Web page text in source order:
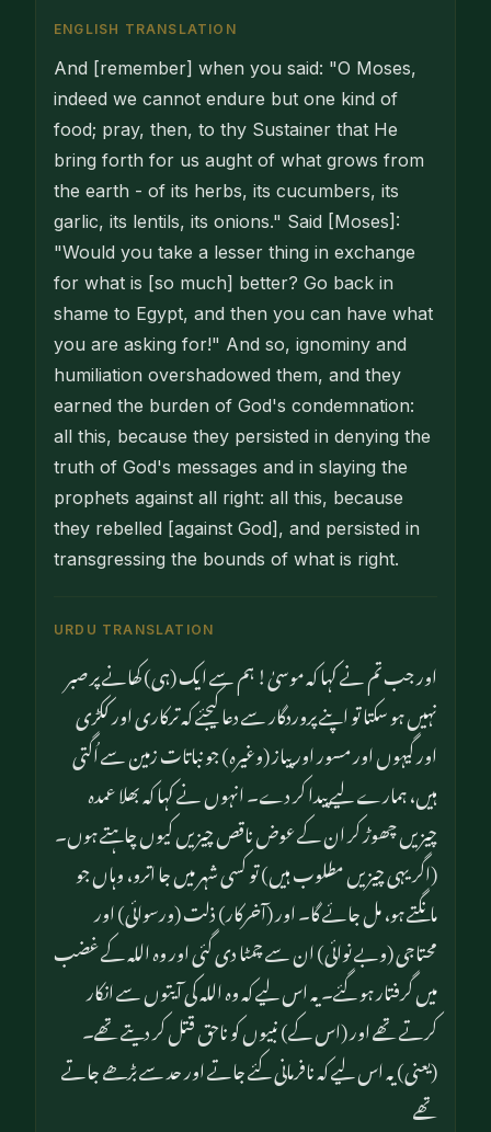
ENGLISH TRANSLATION
And [remember] when you said: "O Moses,
indeed we cannot endure but one kind of
food; pray, then, to thy Sustainer that He
bring forth for us aught of what grows from
the earth - of its herbs, its cucumbers, its
garlic, its lentils, its onions." Said [Moses]:
"Would you take a lesser thing in exchange
for what is [so much] better? Go back in
shame to Egypt, and then you can have what
you are asking for!" And so, ignominy and
humiliation overshadowed them, and they
earned the burden of God's condemnation:
all this, because they persisted in denying the
truth of God's messages and in slaying the
prophets against all right: all this, because
they rebelled [against God], and persisted in
transgressing the bounds of what is right.
URDU TRANSLATION
اور جب تم نے کہا کہ موسیٰ! ہم سے ایک (ہی) کھانے پر صبر
نہیں ہو سکتا تو اپنے پروردگار سے دعا کیجئے کہ ترکاری اور ککڑی
اور گیہوں اور مسور اور پیاز (وغیرہ) جو نباتات زمین سے اُگتی
ہیں، ہمارے لیے پیدا کر دے۔ انہوں نے کہا کہ بھلا عمدہ
چیزیں چھوڑ کر ان کے عوض ناقص چیزیں کیوں چاہتے ہوں۔
(اگر یہی چیزیں مطلوب ہیں) تو کسی شہر میں جا اترو، وہاں جو
مانگتے ہو، مل جائے گا۔ اور (آخرکار) ذلت (ورسوائی) اور
محتاجی (وبے نوائی) ان سے چمٹا دی گئی اور وہ الله کے غضب
میں گرفتار ہو گئے۔ یہ اس لیے کہ وہ الله کی آیتوں سے انکار
کرتے تھے اور (اس کے) نبیوں کو ناحق قتل کر دیتے تھے۔
(یعنی) یہ اس لیے کہ نافرمانی کئے جاتے اور حد سے بڑھے جاتے
تھے